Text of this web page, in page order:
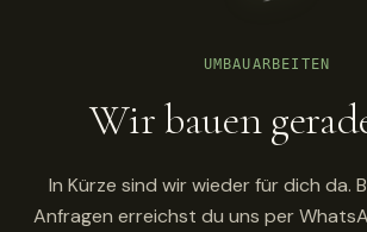
UMBAUARBEITEN
Wir bauen
In Kürze sind wir wieder für dich da.
Anfragen erreichst du uns per